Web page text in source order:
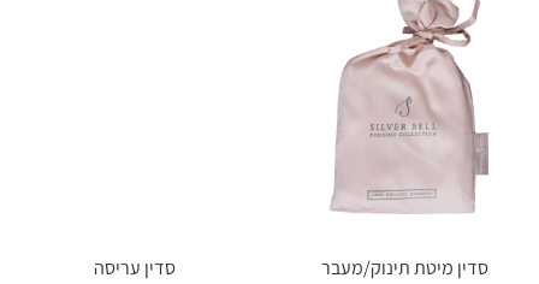
סדין מיטת תינוק/מעבר סדין עריסה